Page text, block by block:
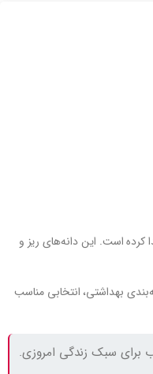
است. این دانه‌های ریز و
بهداشتی، انتخابی مناسب
برای سبک زندگی امروزی.